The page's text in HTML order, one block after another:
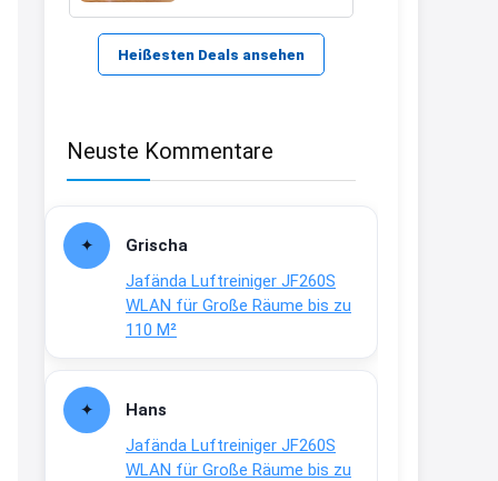
Heißesten Deals ansehen
Neuste Kommentare
Grischa
Jafända Luftreiniger JF260S
WLAN für Große Räume bis zu
110 M²
Hans
Jafända Luftreiniger JF260S
WLAN für Große Räume bis zu
↩
29.07www.haribo.com/de-
↩
Joachim
Ab diesem Jahr gibt es keine
Fielmann-Blinkis mehr / wurde
www.fielmann-
group.com/blinkis...